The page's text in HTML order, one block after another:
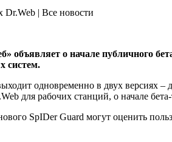
Dr.Web | Все новости
объявляет о начале публичного
систем.
одновременно в двух
для рабочих станций, о начале
SpIDer Guard могут оценить